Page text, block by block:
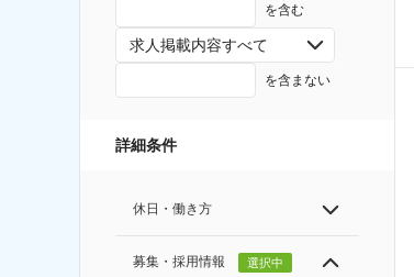
を含む
求人掲載内容すべて
を含まない
詳細条件
休日・働き方
募集・採用情報 選択中